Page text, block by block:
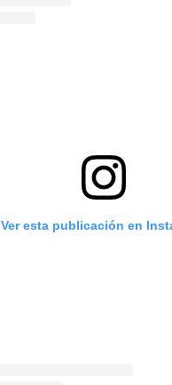
Ver esta publicación en